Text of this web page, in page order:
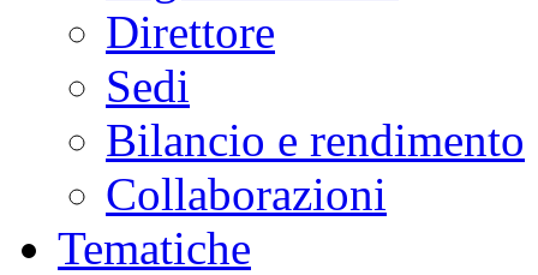
Direttore
Sedi
Bilancio e rendimento
Collaborazioni
Tematiche